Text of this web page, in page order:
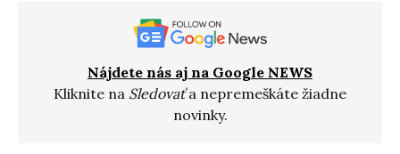
Nájdete nás aj na Google NEWS
Kliknite na Sledovaťa nepremeškáte žiadne
novinky.